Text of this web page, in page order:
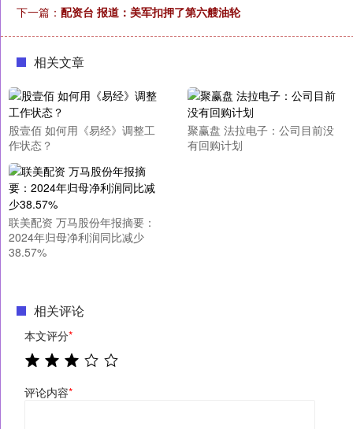
下一篇： 配资台 报道：美军扣押了第六艘油轮
相关文章
股壹佰 如何用《易经》调整工
作状态？
聚赢盘 法拉电子：公司目前没
有回购计划
联美配资 万马股份年报摘要：
2024年归母净利润同比减少
38.57%
相关评论
本文评分*
评论内容*